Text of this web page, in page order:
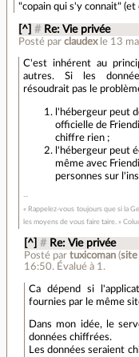
"copain qui s'y connait"
[^] # Re: Vie privée
Posté parclaudex le 13
C'est inhérent au
autres. Si les
résoudrait pas le
l'hébergeur peut
officielle de
chiffre rien ;
l'hébergeur peut
même avec
personnes sur
« Rappelez-vous toujours que si la
les moyens de vous faire taire. »
[^] # Re: Vie privée
Posté par tuxicoman(site
16:50. Évalué à 1 .
Ca dépend si
fournies par le même
Dans mon idée, le
données chiffrées.
Les données seraient